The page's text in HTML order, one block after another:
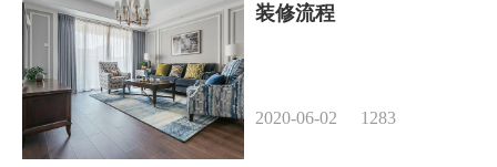
地柜 台面石板 洗菜盆水龙
卫生...
装修流程
2020-06-02 1283